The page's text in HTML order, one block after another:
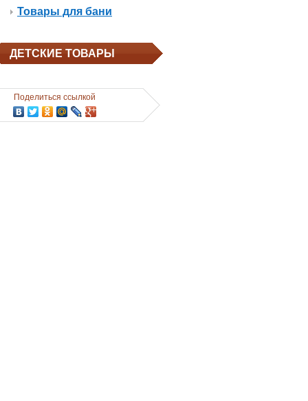
Товары для бани
ДЕТСКИЕ ТОВАРЫ
Поделиться ссылкой